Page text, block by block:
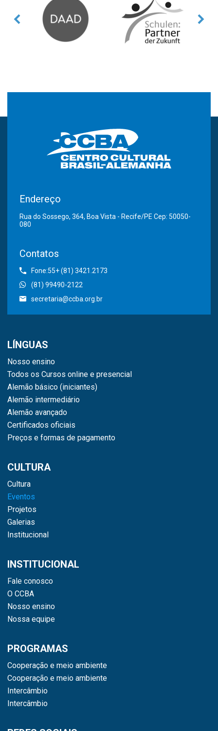
Endereço
Rua do Sossego, 364, Boa Vista - Recife/PE Cep: 50050-
080
Contatos
Fone:55+ (81) 3421.2173
(81) 99490-2122
secretaria@ccba.org.br
LÍNGUAS
Nosso ensino
Todos os Cursos online e presencial
Alemão básico (iniciantes)
Alemão intermediário
Alemão avançado
Certificados oficiais
Preços e formas de pagamento
CULTURA
Cultura
Eventos
Projetos
Galerias
Institucional
INSTITUCIONAL
Fale conosco
O CCBA
Nosso ensino
Nossa equipe
PROGRAMAS
Cooperação e meio ambiente
Cooperação e meio ambiente
Intercâmbio
Intercâmbio